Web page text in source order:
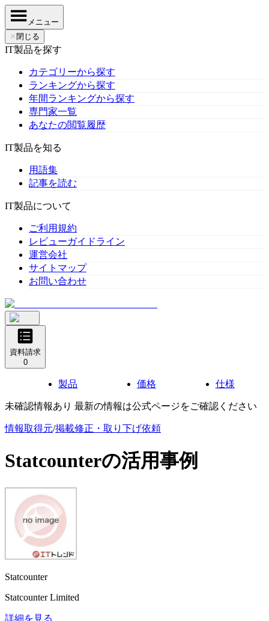
メニュー
✕ 閉じる
IT製品を探す
カテゴリーから探す
ランキングから探す
年間ランキングから探す
専門家一覧
あなたの閲覧履歴
IT製品を知る
用語集
記事を読む
IT製品について
ご利用規約
レビューガイドライン
運営会社
サイトマップ
お問い合わせ
資料請求
0
製品 価格 仕様
未確認情報あり 最新の情報は公式ページをご確認ください
情報取得元/掲載修正・取り下げ依頼
Statcounterの活用事例
Statcounter
Statcounter Limited
詳細を見る